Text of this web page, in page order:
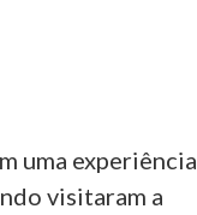
uma experiência
visitaram a